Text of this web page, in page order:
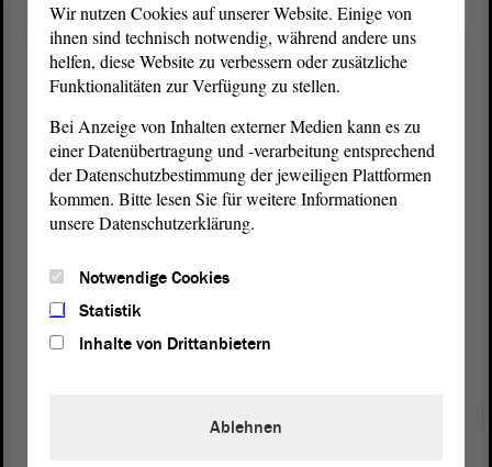
nichts angeht, der wird erleben, dass es viele Dinge
gibt, die jeden von uns, insbesondere die Frauen,
ganz heftig angehen werden.
den GRÜNEN)
Wir werden in einer Welt aufwachen, in der
vermeintlich sicher geglaubte Rechte wieder infrage
uns Männer aufzeigen wollen, wie viel wir wiegen
(Matthias Büttner, Staßfurt, AfD, lacht)
seid keine Frauen, wenn ihr mehr als 60 Kilo wiegt.
Wir nutzen Cookies auf unserer Website. Einige von
ihnen sind technisch notwendig, während andere uns
helfen, diese Website zu verbessern oder zusätzliche
Funktionalitäten zur Verfügung zu stellen.
Bei Anzeige von Inhalten externer Medien kann es zu
einer Datenübertragung und -verarbeitung entsprechend
der Datenschutzbestimmung der jeweiligen Plattformen
kommen. Bitte lesen Sie für weitere Informationen
unsere Datenschutzerklärung.
Notwendige Cookies
Statistik
Inhalte von Drittanbietern
Ablehnen